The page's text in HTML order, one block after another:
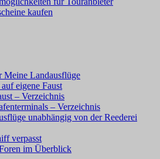
kaufen
Meine Landausflüge
eigene Faust
– Verzeichnis
– Verzeichnis
unabhängig von der Reederei
verpasst
im Überblick